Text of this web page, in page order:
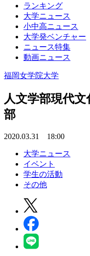
ランキング
大学ニュース
小中高ニュース
大学発ベンチャー
ニュース特集
動画ニュース
福岡女学院大学
人文学部現代
部
2020.03.31 18:00
大学ニュース
イベント
学生の活動
その他